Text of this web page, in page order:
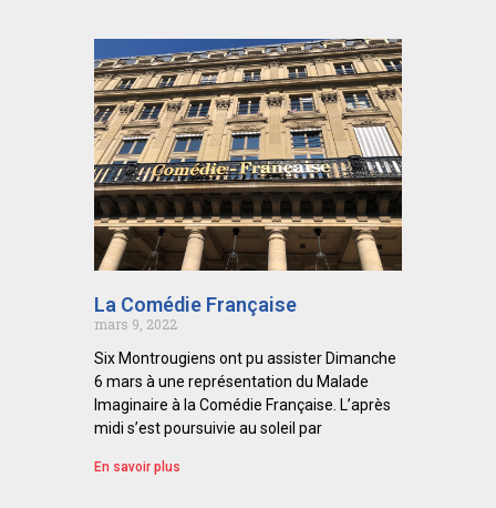
La Comédie Française
mars 9, 2022
Six Montrougiens ont pu assister Dimanche
6 mars à une représentation du Malade
Imaginaire à la Comédie Française. L’après
midi s’est poursuivie au soleil par
En savoir plus